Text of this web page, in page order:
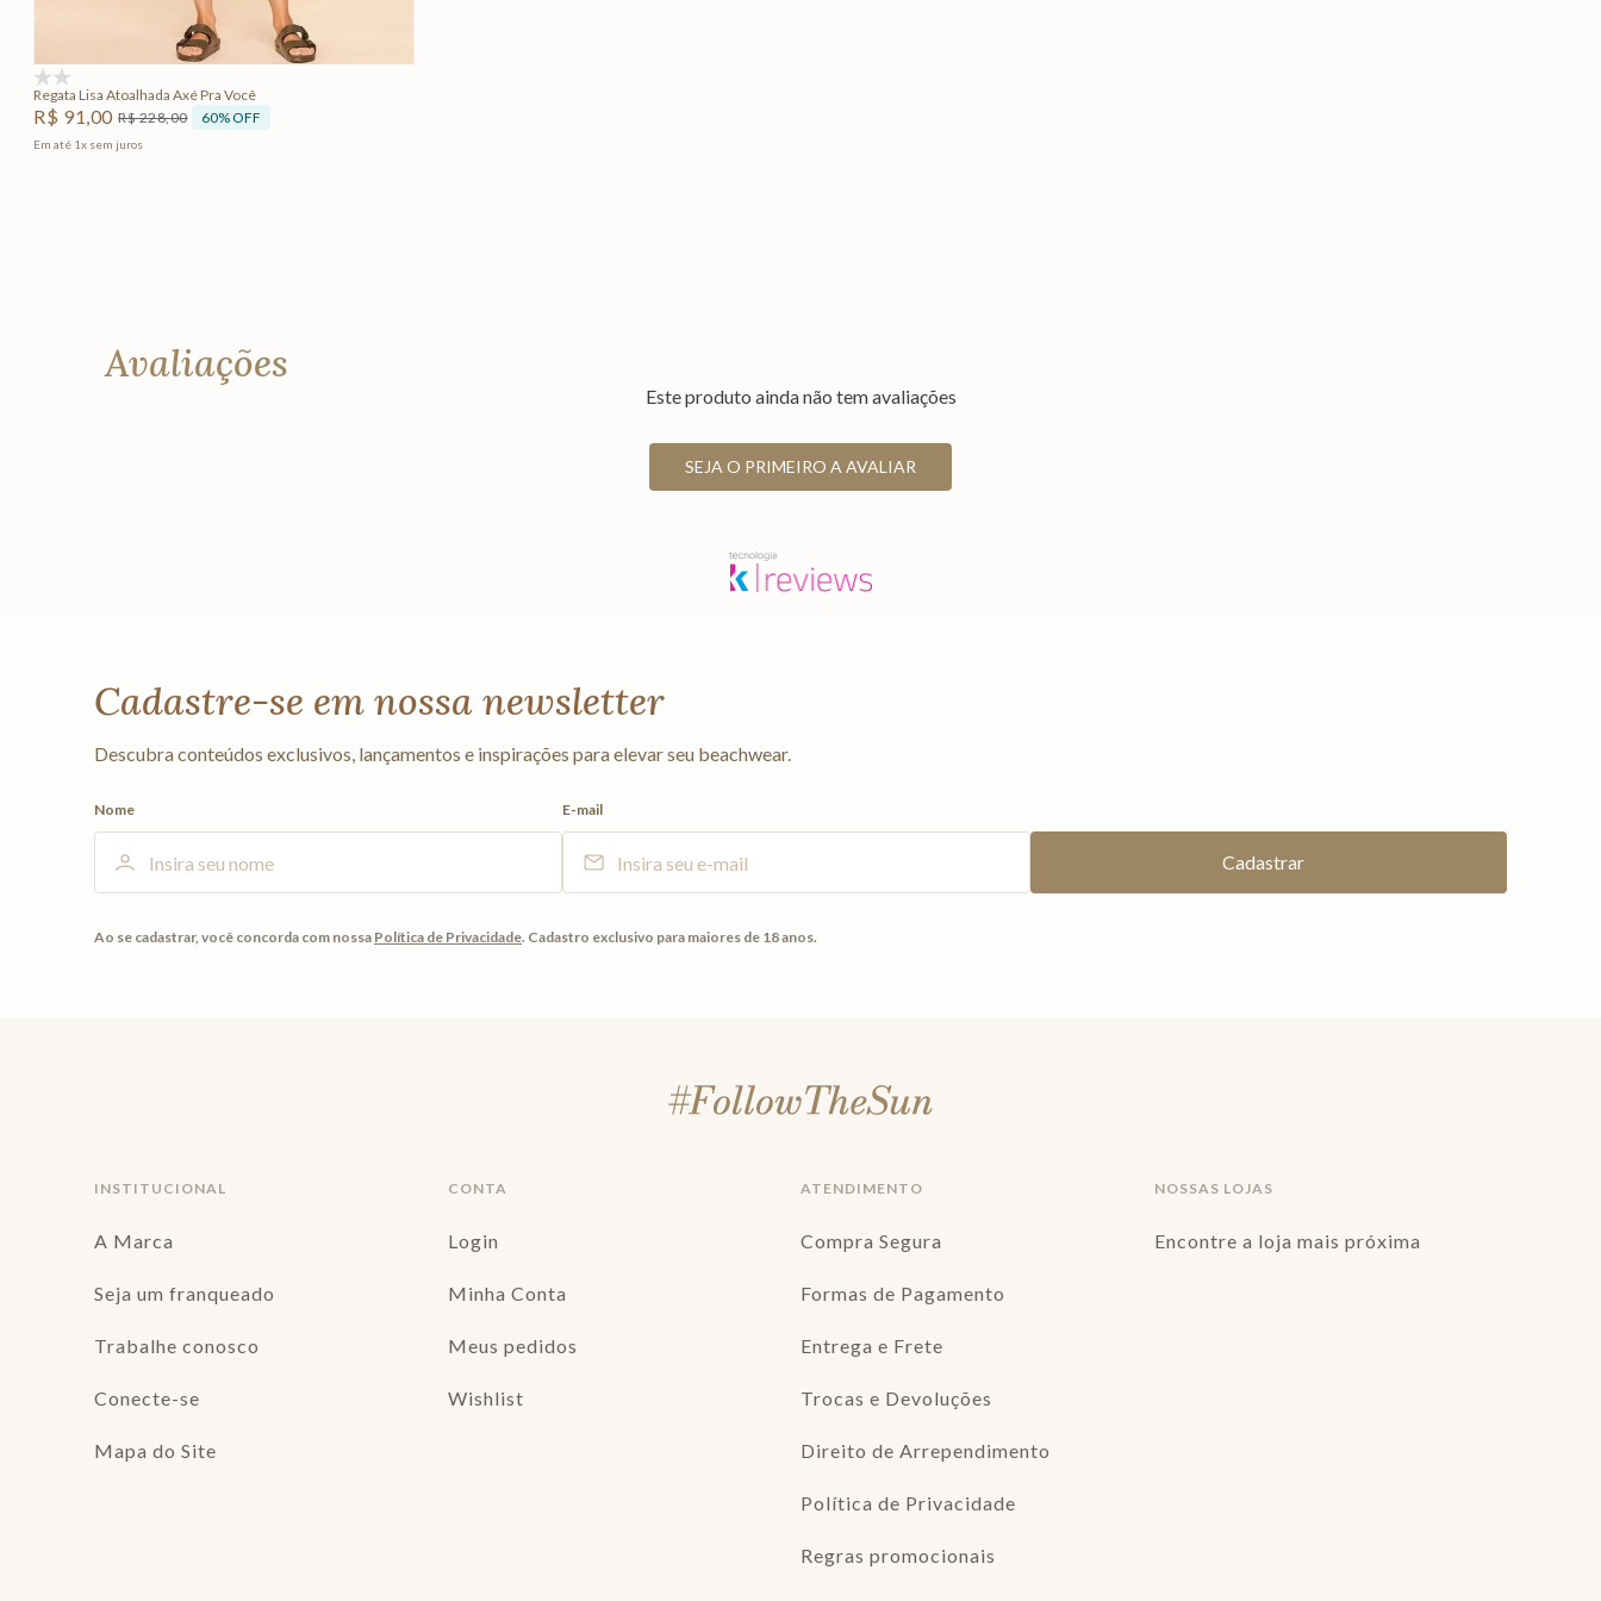
Adicionar na sacola
Regata Lisa Atoalhada Axé Pra Você
R$ 91,00 R$228,00 60% OFF
Em até 1x sem juros
Avaliações
Este produto ainda não tem avaliações
SEJA O PRIMEIRO A AVALIAR
Cadastre-se em nossa newsletter
Descubra conteúdos exclusivos, lançamentos e inspirações para elevar seu beachwear.
Nome E-mail
Ao se cadastrar, você concorda com nossa Política de Privacidade. Cadastro exclusivo para maiores de 18 anos.
INSTITUCIONAL
A Marca
Seja um franqueado
Trabalhe conosco
Conecte-se
Mapa do Site
CONTA
Login
Minha Conta
Meus pedidos
Wishlist
ATENDIMENTO
Compra Segura
Formas de Pagamento
Entrega e Frete
Trocas e Devoluções
Direito de Arrependimento
Política de Privacidade
Regras promocionais
NOSSAS LOJAS
Encontre a loja mais próxima